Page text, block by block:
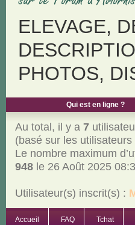
ELEVAGE,
PHOTOS,
Qui est en ligne ?
Au total, il y a 7
(basé sur les
Le nombre maximum
948le 26 Août 2025
Utilisateur(s) inscrit(s) :
Accueil FAQ Tchat